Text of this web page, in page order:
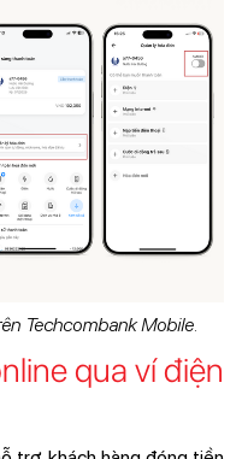
Techcombank Mobile.
qua ví điện